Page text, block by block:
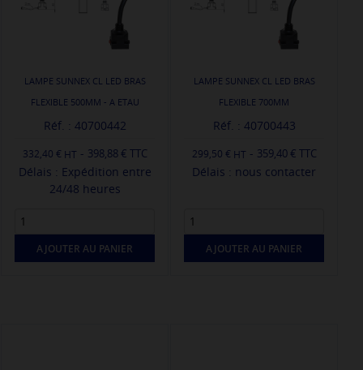
LAMPE SUNNEX CL LED BRAS
FLEXIBLE 500MM - A ETAU
Réf. : 40700442
332,40 € - 398,88 € TTC
Délais : Expédition entre
24/48 heures
AJOUTER AU PANIER
LAMPE SUNNEX CL LED BRAS
FLEXIBLE 700MM
Réf. : 40700443
299,50 € - 359,40 € TTC
Délais : nous contacter
AJOUTER AU PANIER